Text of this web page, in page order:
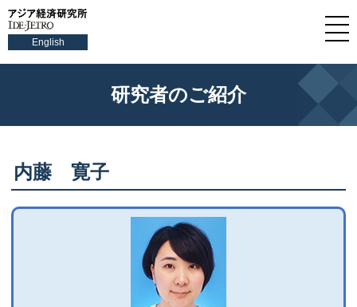
English
研究者のご紹介
内藤 寛子